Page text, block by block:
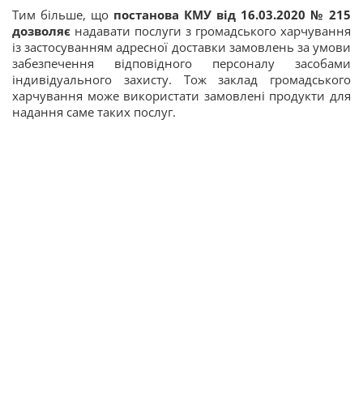
Тим більше, що постанова КМУ від 16.03.2020 № 215
дозволяє надавати послуги з громадського харчування
із застосуванням адресної доставки замовлень за умови
забезпечення відповідного персоналу засобами
індивідуального захисту. Тож заклад громадського
харчування може використати замовлені продукти для
надання саме таких послуг.